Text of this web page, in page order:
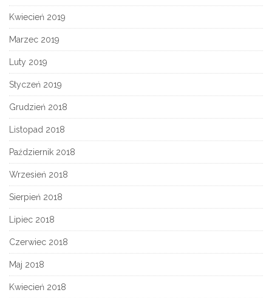
Kwiecień 2019
Marzec 2019
Luty 2019
Styczeń 2019
Grudzień 2018
Listopad 2018
Październik 2018
Wrzesień 2018
Sierpień 2018
Lipiec 2018
Czerwiec 2018
Maj 2018
Kwiecień 2018